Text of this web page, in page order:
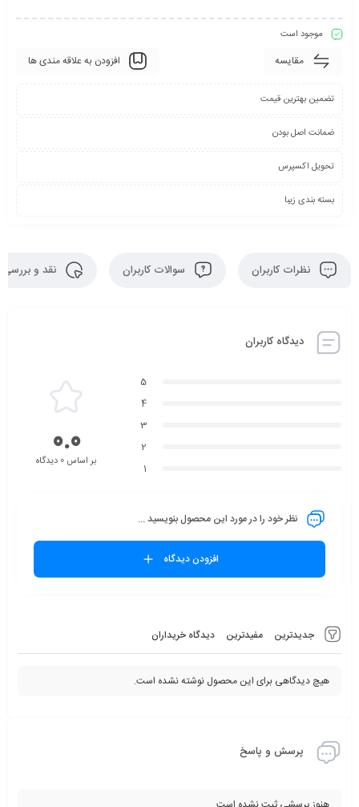
موجود است
مقایسه افزودن به علاقه مندی ها
تضمین بهترین قیمت
ضمانت اصل بودن
تحویل اکسپرس
بسته بندی زیبا
نظرات کاربران سوالات کاربران نقد و بررسی
دیدگاه کاربران
جدیدترین مفیدترین دیدگاه خریداران
هیچ دیدگاهی برای این محصول نوشته نشده است.
5
4
3
2
1
0.0بر اساس 0 دیدگاه
نظر خود را در مورد این محصول بنویسید ...
افزودن دیدگاه
پرسش و پاسخ